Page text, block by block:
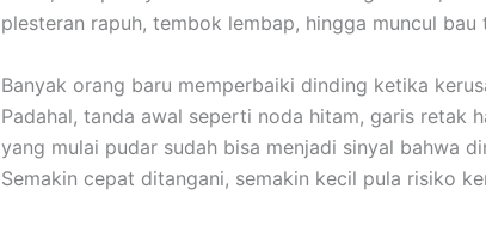
plesteran rapuh, tembok lembap, hingga muncul bau
Banyak orang baru memperbaiki dinding ketika
Padahal, tanda awal seperti noda hitam, garis retak
yang mulai pudar sudah bisa menjadi sinyal bahwa
Semakin cepat ditangani, semakin kecil pula risiko